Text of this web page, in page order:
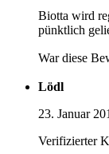
Biotta wird
pünktlich
War diese
Lödl
23. Januar
Verifizierter